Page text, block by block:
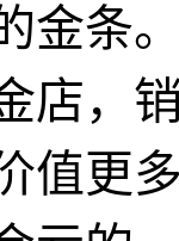
金条
，销
值更